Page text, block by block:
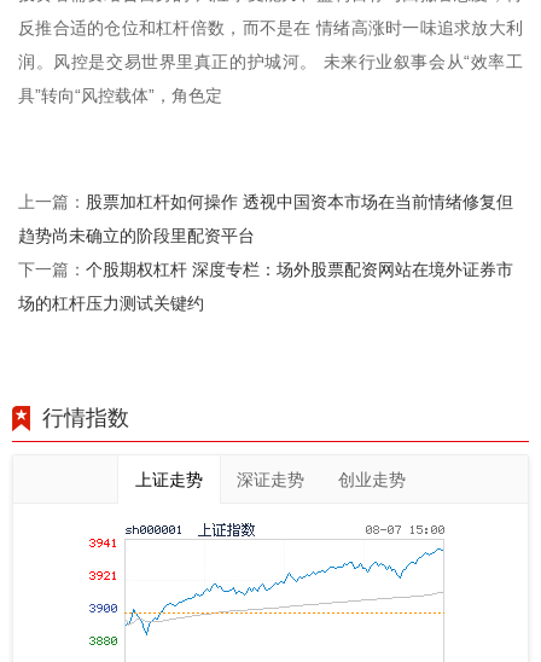
反推合适的仓位和杠杆倍数，而不是在 情绪高涨时一味追求放大利
润。风控是交易世界里真正的护城河。 未来行业叙事会从“效率工
具”转向“风控载体”，角色定
上一篇： 股票加杠杆如何操作 透视中国资本市场在当前情绪修复但
趋势尚未确立的阶段里配资平台
下一篇： 个股期权杠杆 深度专栏：场外股票配资网站在境外证券市
场的杠杆压力测试关键约
行情指数
上证走势 深证走势 创业走势